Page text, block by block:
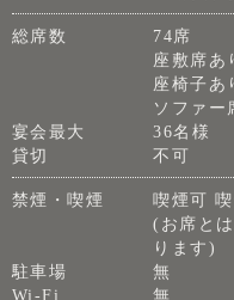
総席数
74席
座敷席あ
座椅子あ
ソファー
宴会最大
36名様
貸切
不可
禁煙・喫煙
喫煙可
(お席と
ります)
駐車場
無
Wi-Fi
無